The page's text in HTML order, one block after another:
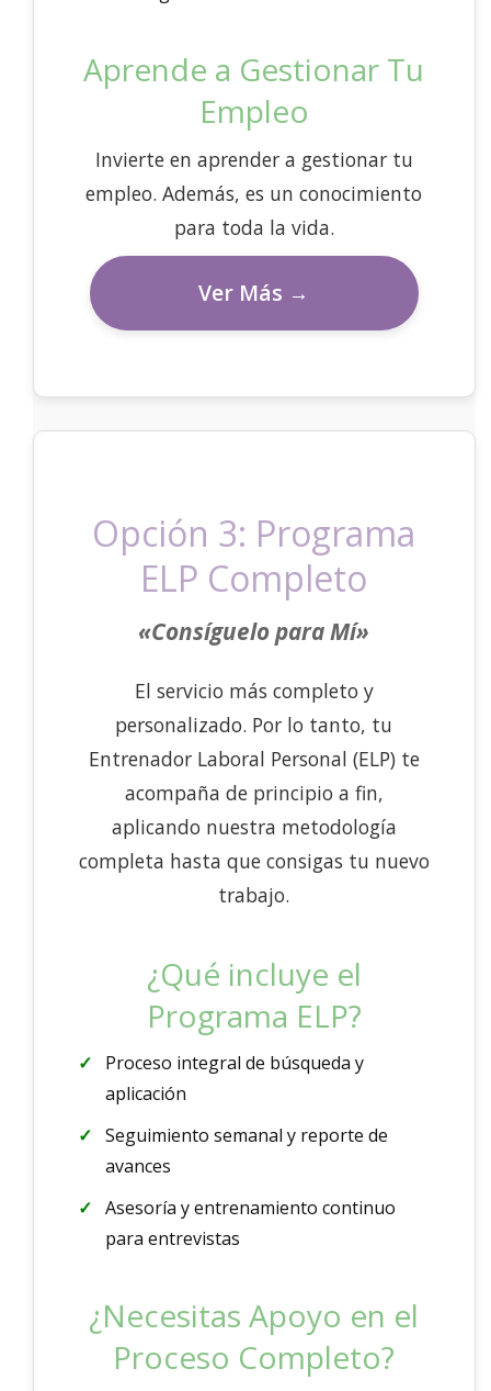
Aprende a Gestionar Tu
Empleo
Invierte en aprender a gestionar tu
empleo. Además, es un conocimiento
para toda la vida.
Ver Más →
Opción 3: Programa
ELP Completo
«Consíguelo para Mí»
El servicio más completo y
personalizado. Por lo tanto, tu
Entrenador Laboral Personal (ELP) te
acompaña de principio a fin,
aplicando nuestra metodología
completa hasta que consigas tu nuevo
trabajo.
¿Qué incluye el
Programa ELP?
Proceso integral de búsqueda y
aplicación
Seguimiento semanal y reporte de
avances
Asesoría y entrenamiento continuo
para entrevistas
¿Necesitas Apoyo en el
Proceso Completo?